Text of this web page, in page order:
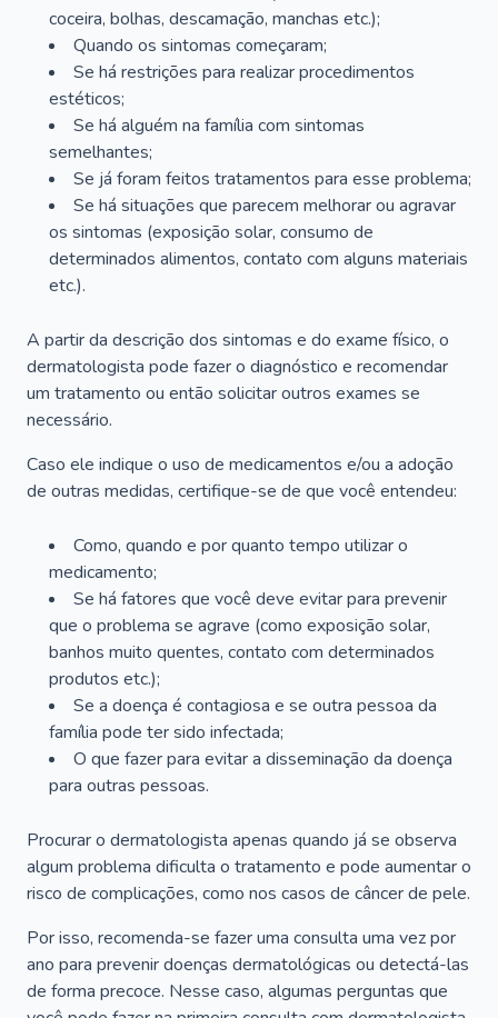
coceira, bolhas, descamação, manchas etc.);
Quando os sintomas começaram;
Se há restrições para realizar procedimentos
estéticos;
Se há alguém na família com sintomas
semelhantes;
Se já foram feitos tratamentos para esse problema;
Se há situações que parecem melhorar ou agravar
os sintomas (exposição solar, consumo de
determinados alimentos, contato com alguns materiais
etc.).
A partir da descrição dos sintomas e do exame físico, o
dermatologista pode fazer o diagnóstico e recomendar
um tratamento ou então solicitar outros exames se
necessário.
Caso ele indique o uso de medicamentos e/ou a adoção
de outras medidas, certifique-se de que você entendeu:
Como, quando e por quanto tempo utilizar o
medicamento;
Se há fatores que você deve evitar para prevenir
que o problema se agrave (como exposição solar,
banhos muito quentes, contato com determinados
produtos etc.);
Se a doença é contagiosa e se outra pessoa da
família pode ter sido infectada;
O que fazer para evitar a disseminação da doença
para outras pessoas.
Procurar o dermatologista apenas quando já se observa
algum problema dificulta o tratamento e pode aumentar o
risco de complicações, como nos casos de câncer de pele.
Por isso, recomenda-se fazer uma consulta uma vez por
ano para prevenir doenças dermatológicas ou detectá-las
de forma precoce. Nesse caso, algumas perguntas que